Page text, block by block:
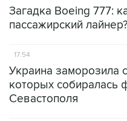
Загадка Boeing 777:
пассажирский
17:54
Украина заморозила
которых собиралась
Севастополя